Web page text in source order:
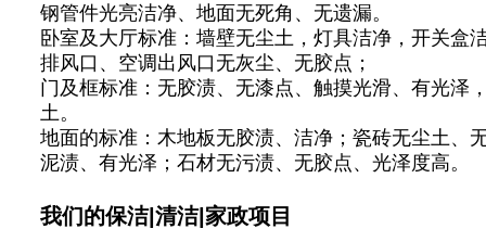
钢管件光亮洁净、地面无死角、无遗漏。
卧室及大厅标准：墙壁无尘土，灯具洁净，开关盒
排风口、空调出风口无灰尘、无胶点；
门及框标准：无胶渍、无漆点、触摸光滑、有光泽
土。
地面的标准：木地板无胶渍、洁净；瓷砖无尘土、
泥渍、有光泽；石材无污渍、无胶点、光泽度高。
我们的保洁|清洁|家政项目